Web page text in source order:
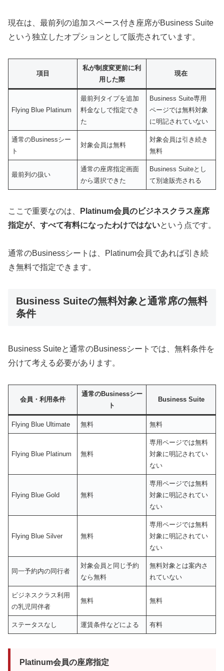
現在は、最前列の追加スペース付き座席がBusiness Suite
という独立したオプションとして販売されています。
項目
私が制度変更前に利
用した際
現在
Flying Blue Platinum
最前列タイプを追加
料金なしで指定でき
た
Business Suite専用
ページでは無料対象
に明記されていない
通常のBusinessシー
ト
対象会員は無料
対象会員は引き続き
無料
最前列の扱い
通常の座席指定画面
から選択できた
Business Suiteとし
て別途販売される
ここで重要なのは、
Platinum会員のビジネスクラス座席
指定が、すべて有料になったわけではないという点です。
通常のBusinessシートは、Platinum会員であれば引き続
き無料で指定できます。
Business Suiteの無料対象と通常席の無料
条件
Business Suiteと通常のBusinessシートでは、無料条件を
分けて考える必要があります。
会員・利用条件
通常のBusinessシー
ト
Business Suite
Flying Blue Ultimate 無料 無料
Flying Blue Platinum 無料
専用ページでは無料
対象に明記されてい
ない
Flying Blue Gold 無料
専用ページでは無料
対象に明記されてい
ない
Flying Blue Silver 無料
専用ページでは無料
対象に明記されてい
ない
同一予約内の同行者
対象会員と同じ予約
なら無料
無料対象とは案内さ
れていない
ビジネスクラス利用
の乳児同伴者
無料 無料
ステータスなし 運賃条件などによる 有料
Platinum会員の座席指定